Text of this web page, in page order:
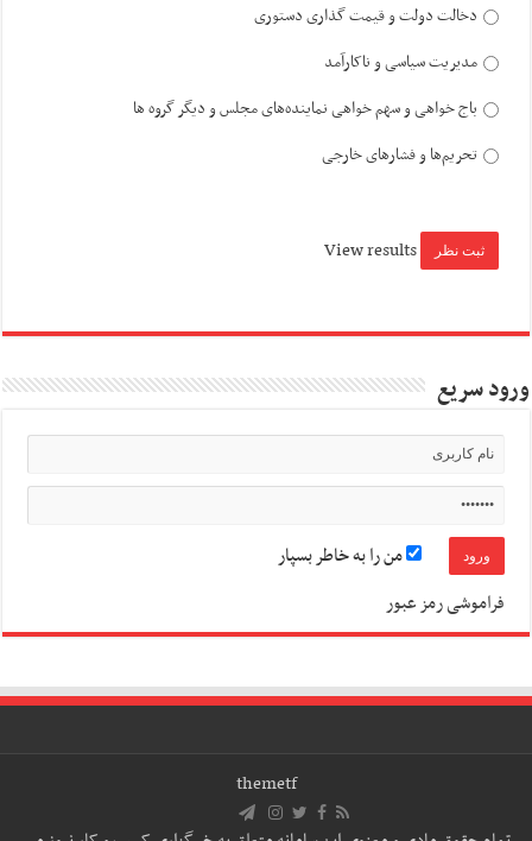
دخالت دولت و قیمت گذاری دستوری
مدیریت سیاسی و ناکارآمد
باج خواهی و سهم خواهی نماینده‌های مجلس و دیگر گروه ها
تحریم‌ها و فشارهای خارجی
View results
ورود سریع
من را به خاطر بسپار
فراموشی رمز عبور
themetf